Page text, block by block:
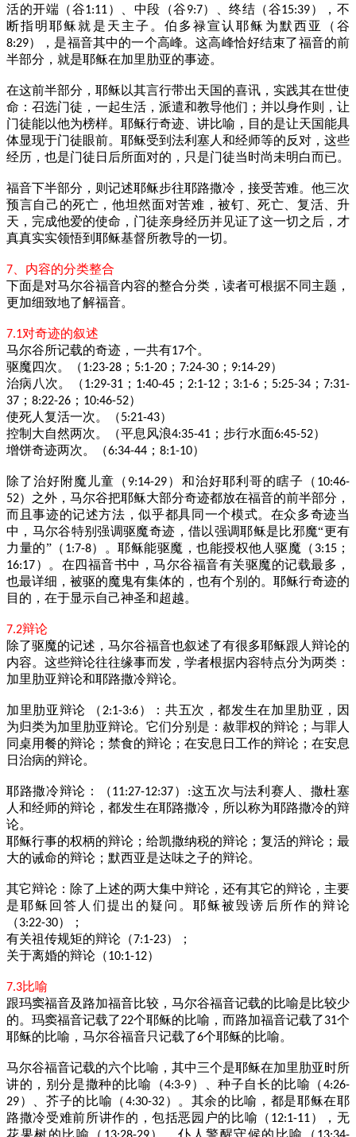
活的开端（谷1:11）、中段（谷9:7）、终结（谷15:39），不
断指明耶稣就是天主子。伯多禄宣认耶稣为默西亚（谷
8:29），是福音其中的一个高峰。这高峰恰好结束了福音的前
半部分，就是耶稣在加里肋亚的事迹。
在这前半部分，耶稣以其言行带出天国的喜讯，实践其在世使
命：召选门徒，一起生活，派遣和教导他们；并以身作则，让
门徒能以他为榜样。耶稣行奇迹、讲比喻，目的是让天国能具
体显现于门徒眼前。耶稣受到法利塞人和经师等的反对，这些
经历，也是门徒日后所面对的，只是门徒当时尚未明白而已。
福音下半部分，则记述耶稣步往耶路撒冷，接受苦难。他三次
预言自己的死亡，他坦然面对苦难，被钉、死亡、复活、升
天，完成他爱的使命，门徒亲身经历并见证了这一切之后，才
真真实实领悟到耶稣基督所教导的一切。
7 、内容的分类整合
下面是对马尔谷福音内容的整合分类，读者可根据不同主题，
更加细致地了解福音。
7.1对奇迹的叙述
马尔谷所记载的奇迹，一共有17个。
驱魔四次。（1:23-28 ； 5:1-20 ； 7:24-30 ； 9:14-29）
治病八次。（1:29-31 ； 1:40-45 ； 2:1-12 ； 3:1-6 ； 5:25-34 ； 7:31-
37 ； 8:22-26 ； 10:46-52）
使死人复活一次。（5:21-43）
控制大自然两次。（平息风浪4:35-41 ；步行水面6:45-52）
增饼奇迹两次。（6:34-44 ； 8:1-10）
除了治好附魔儿童（ 9:14-29）和治好耶利哥的瞎子（ 10:46-
52）之外，马尔谷把耶稣大部分奇迹都放在福音的前半部分，
而且事迹的记述方法，似乎都具同一个模式。在众多奇迹当
中，马尔谷特别强调驱魔奇迹，借以强调耶稣是比邪魔“更有
力量的”（ 1:7-8）。耶稣能驱魔，也能授权他人驱魔（ 3:15 ；
16:17）。在四福音书中，马尔谷福音有关驱魔的记载最多，
也最详细，被驱的魔鬼有集体的，也有个别的。耶稣行奇迹的
目的，在于显示自己神圣和超越。
7.2辩论
除了驱魔的记述，马尔谷福音也叙述了有很多耶稣跟人辩论的
内容。这些辩论往往缘事而发，学者根据内容特点分为两类：
加里肋亚辩论和耶路撒冷辩论。
加里肋亚辩论 （2:1-3:6）：共五次，都发生在加里肋亚，因
为归类为加里肋亚辩论。它们分别是：赦罪权的辩论；与罪人
同桌用餐的辩论；禁食的辩论；在安息日工作的辩论；在安息
日治病的辩论。
耶路撒冷辩论：（11:27-12:37） :这五次与法利赛人、撒杜塞
人和经师的辩论，都发生在耶路撒冷，所以称为耶路撒冷的辩
论。
耶稣行事的权柄的辩论；给凯撒纳税的辩论；复活的辩论；最
大的诫命的辩论；默西亚是达味之子的辩论。
其它辩论：除了上述的两大集中辩论，还有其它的辩论，主要
是耶稣回答人们提出的疑问。耶稣被毁谤后所作的辩论
（3:22-30）；
有关祖传规矩的辩论（7:1-23）；
关于离婚的辩论（10:1-12）
7.3比喻
跟玛窦福音及路加福音比较，马尔谷福音记载的比喻是比较少
的。玛窦福音记载了22个耶稣的比喻，而路加福音记载了31个
耶稣的比喻，马尔谷福音只记载了6个耶稣的比喻。
马尔谷福音记载的六个比喻，其中三个是耶稣在加里肋亚时所
讲的，别分是撒种的比喻（4:3-9）、种子自长的比喻（4:26-
29）、芥子的比喻（4:30-32）。其余的比喻，都是耶稣在耶
路撒冷受难前所讲作的，包括恶园户的比喻（ 12:1-11），无
花果树的比喻（
），仆人警醒守候的比喻（